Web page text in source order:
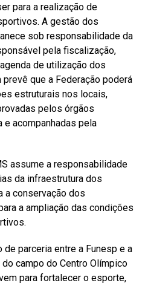
para a realização de
A gestão dos
sob responsabilidade da
pela fiscalização,
de utilização dos
que a Federação poderá
estruturais nos locais,
pelos órgãos
acompanhadas pela
assume a responsabilidade
da infraestrutura dos
a conservação dos
a ampliação das condições
de parceria entre a Funesp e a
campo do Centro Olímpico
para fortalecer o esporte,